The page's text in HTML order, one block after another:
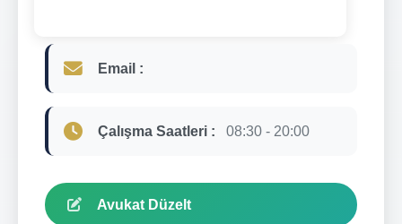
Email :
Çalışma Saatleri : 08:30 - 20:00
Avukat Düzelt